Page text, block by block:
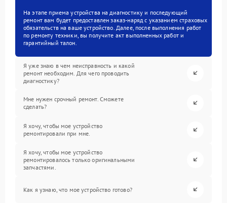
На этапе приема устройства на диагностику и последующий
ремонт вам будет предоставлен заказ-наряд с указанием страховых
обязательств на ваше устройство. Далее, после выполнения работ
по ремонту техники, вы получите акт выполненных работ и
гарантийный талон.
Я уже знаю в чем неисправность и какой
ремонт необходим. Для чего проводить
диагностику?
Мне нужен срочный ремонт. Сможете
сделать?
Я хочу, чтобы мое устройство
ремонтировали при мне.
Я хочу, чтобы мое устройство
ремонтировалось только оригинальными
запчастями.
Как я узнаю, что мое устройство готово?